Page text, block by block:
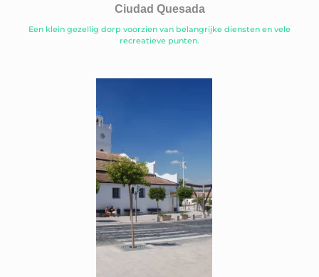
Ciudad Quesada
Een klein gezellig dorp voorzien van belangrijke diensten en vele
recreatieve punten.